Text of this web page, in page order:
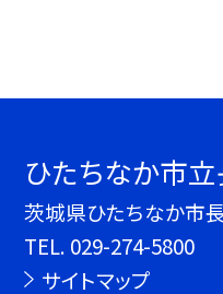
ひたちなか市
茨城県ひたちなか市
TEL. 029-274-5800
サイトマップ